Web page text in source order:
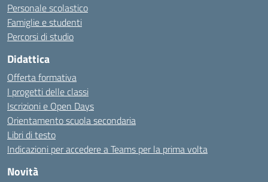
Personale scolastico
Famiglie e studenti
Percorsi di studio
Didattica
Offerta formativa
I progetti delle classi
Iscrizioni e Open Days
Orientamento scuola secondaria
Libri di testo
Indicazioni per accedere a Teams per la prima volta
Novità